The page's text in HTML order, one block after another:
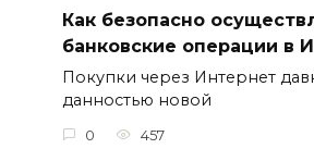
Как безопасно
банковские операции в
Покупки через Интернет
данностью новой
0 457